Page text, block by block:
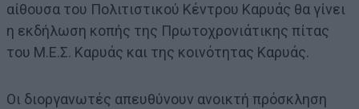
αίθουσα του Πολιτιστικού Κέντρου Καρυάς θα γίνει
η εκδήλωση κοπής της Πρωτοχρονιάτικης πίτας
του Μ.Ε.Σ. Καρυάς και της κοινότητας Καρυάς.
Οι διοργανωτές απευθύνουν ανοικτή πρόσκληση